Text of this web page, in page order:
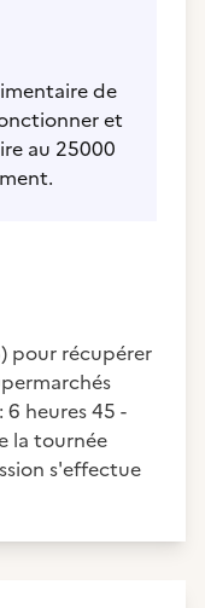
de
et
au 25000
pour récupérer
heures 45 -
la tournée
s'effectue